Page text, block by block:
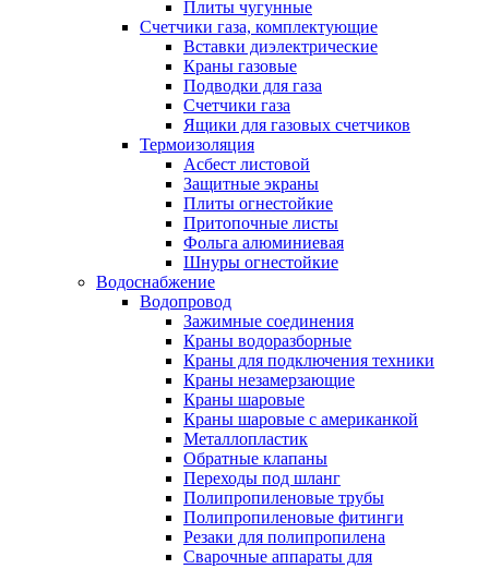
Плиты чугунные
Счетчики газа, комплектующие
Вставки диэлектрические
Краны газовые
Подводки для газа
Счетчики газа
Ящики для газовых счетчиков
Термоизоляция
Асбест листовой
Защитные экраны
Плиты огнестойкие
Притопочные листы
Фольга алюминиевая
Шнуры огнестойкие
Водоснабжение
Водопровод
Зажимные соединения
Краны водоразборные
Краны для подключения техники
Краны незамерзающие
Краны шаровые
Краны шаровые с американкой
Металлопластик
Обратные клапаны
Переходы под шланг
Полипропиленовые трубы
Полипропиленовые фитинги
Резаки для полипропилена
Сварочные аппараты для